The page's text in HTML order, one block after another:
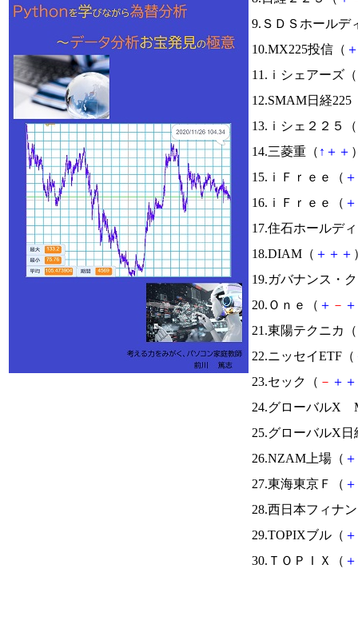
9.ＳＤＳホールデ
10.MX225投信（ ＋
11.ｉシェアーズ（
12.SMAM日経225
13.ｉシェ２２５（
14.三菱重（ ↑ ＋ ＋
15.ｉＦｒｅｅ（ ＋
16.ｉＦｒｅｅ（ ＋
17.住石ホールデ
18.DIAM（ ＋ ＋ ＋
19.ガバナンス・
20.Ｏｎｅ（ ＋ － ＋
21.東陽テクニカ（
22.ニッセイETF（
23.セック（ － ＋ ＋
24.グローバルX
25.グローバルX
26.NZAM上場（ ＋
27.東海東京Ｆ（ ＋
28.西日本フィナ
29.TOPIXブル（ ＋
30.ＴＯＰＩＸ（ ＋